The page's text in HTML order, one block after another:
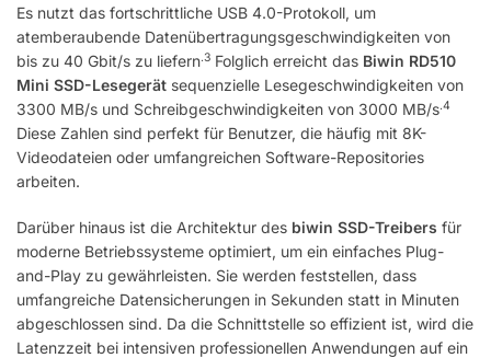
Es nutzt das fortschrittliche USB 4.0-Protokoll, um
atemberaubende Datenübertragungsgeschwindigkeiten von
bis zu 40 Gbit/s zu liefern.3 Folglich erreicht das Biwin RD510
Mini SSD-Lesegerät sequenzielle Lesegeschwindigkeiten von
3300 MB/s und Schreibgeschwindigkeiten von 3000 MB/s.4
Diese Zahlen sind perfekt für Benutzer, die häufig mit 8K-
Videodateien oder umfangreichen Software-Repositories
arbeiten.
Darüber hinaus ist die Architektur des biwin SSD-Treibers für
moderne Betriebssysteme optimiert, um ein einfaches Plug-
and-Play zu gewährleisten. Sie werden feststellen, dass
umfangreiche Datensicherungen in Sekunden statt in Minuten
abgeschlossen sind. Da die Schnittstelle so effizient ist, wird die
Latenzzeit bei intensiven professionellen Anwendungen auf ein